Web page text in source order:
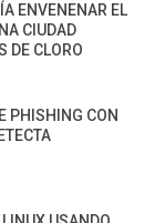
ENVENENAR EL
CIUDAD
DE CLORO
PHISHING CON